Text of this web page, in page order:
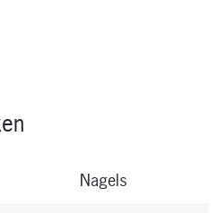
Nagels